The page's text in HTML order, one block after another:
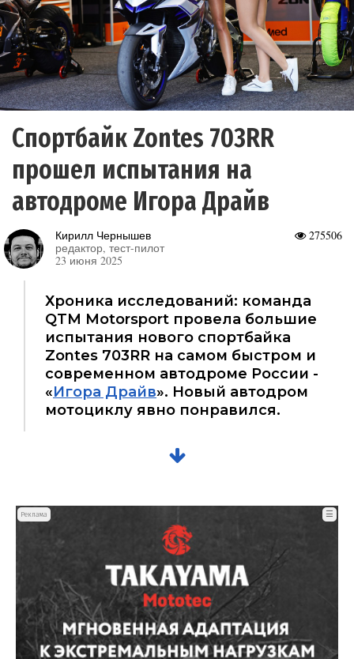
Спортбайк Zontes 703RR
прошел испытания на
автодроме Игора Драйв
275506
Кирилл Чернышев
редактор, тест-пилот
23 июня 2025
Хроника исследований: команда
QTM Motorsport провела большие
испытания нового спортбайка
Zontes 703RR на самом быстром и
современном автодроме России -
«Игора Драйв». Новый автодром
мотоциклу явно понравился.
Реклама ☰